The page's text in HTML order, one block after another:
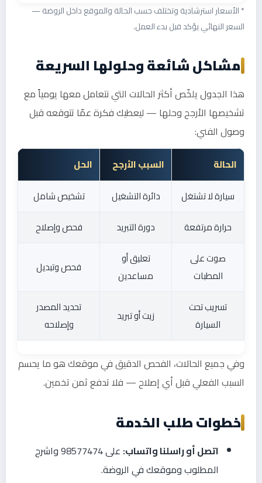
* الأسعار استرشادية وتختلف حسب الحالة والموقع داخل الروضة —
السعر النهائي يؤكد قبل بدء العمل.
مشاكل شائعة وحلولها السريعة
هذا الجدول يلخّص أكثر الحالات التي نتعامل معها يومياً مع
تشخيصها الأرجح وحلها — ليعطيك فكرة عمّا تتوقعه قبل
وصول الفني:
الحالة السبب الأرجح
الحل
سيارة لا تشتغل
دائرة التشغيل
تشخيص شامل
حرارة مرتفعة
دورة التبريد
فحص وإصلاح
صوت على
المطبات
تعليق أو
مساعدين
فحص وتبديل
تسريب تحت
السيارة
زيت أو تبريد
تحديد المصدر
وإصلاحه
وفي جميع الحالات، الفحص الدقيق في موقعك هو ما يحسم
السبب الفعلي قبل أي إصلاح — فلا تدفع ثمن تخمين.
خطوات طلب الخدمة
اتصل أو راسلنا واتساب:
على 98577474 واشرح
المطلوب وموقعك في الروضة.